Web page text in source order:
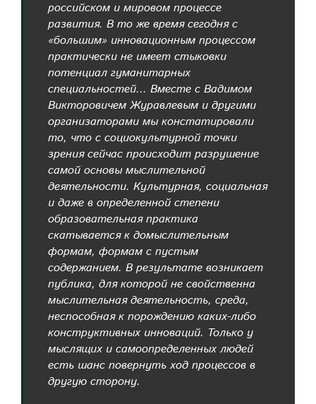
российском и мировом процессе
развития. В то же время сегодня с
«большим» инновационным процессом
практически не имеет стыковки
потенциал гуманитарных
специальностей... Вместе с Вадимом
Викторовичем Журавлевым и другими
организаторами мы констатировали
то, что с социокультурной точки
зрения сейчас происходит разрушение
самой основы мыслительной
деятельности. Культурная, социальная
и даже в определенной степени
образовательная практика
скатывается к домыслительным
формам, формам с пустым
содержанием. В результате возникает
публика, для которой не свойственна
мыслительная деятельность, среда,
неспособная к порождению каких-либо
конструктивных инноваций. Только у
мыслящих и самоопределенных людей
есть шанс повернуть ход процессов в
другую сторону.